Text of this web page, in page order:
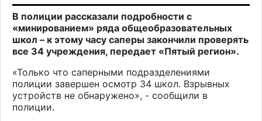
В полиции рассказали подробности с
«минированием» ряда общеобразовательных
школ – к этому часу саперы закончили проверять
все 34 учреждения, передает «Пятый регион».
«Только что саперными подразделениями
полиции завершен осмотр 34 школ. Взрывных
устройств не обнаружено», - сообщили в
полиции.